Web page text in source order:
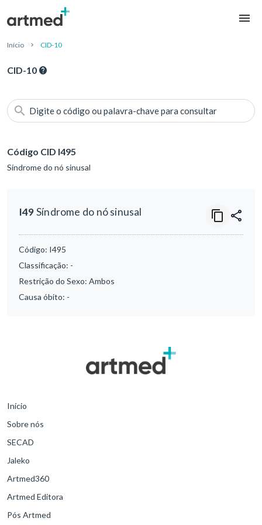
Início CID-10
CID-10
Digite o código ou palavra-chave para consultar
Código CID I495
Síndrome do nó sinusal
I49Síndrome do nó sinusal
Código: I495
Classificação: -
Restrição do Sexo: Ambos
Causa óbito: -
Início
Sobre nós
SECAD
Jaleko
Artmed360
Artmed Editora
Pós Artmed